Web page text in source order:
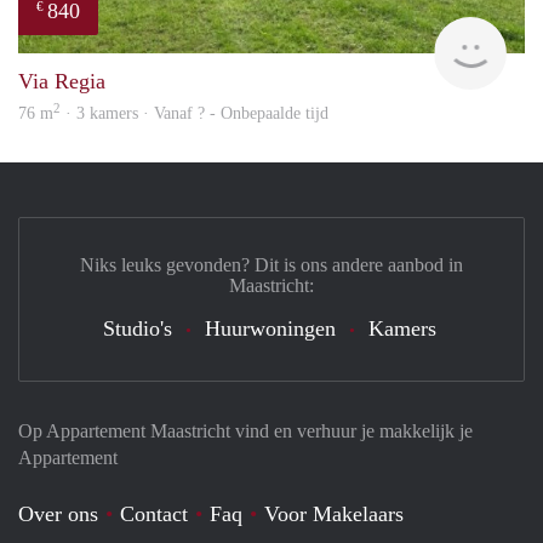
€ 840
rent
Via Regia
76 m2 · 3 kamers · Vanaf ? - Onbepaalde tijd
Op Appartement Maastricht vind en verhuur je makkelijk je
Appartement
Over ons Contact Faq Voor Makelaars
Niks leuks gevonden? Dit is ons andere aanbod in
Maastricht:
Studio's Huurwoningen Kamers